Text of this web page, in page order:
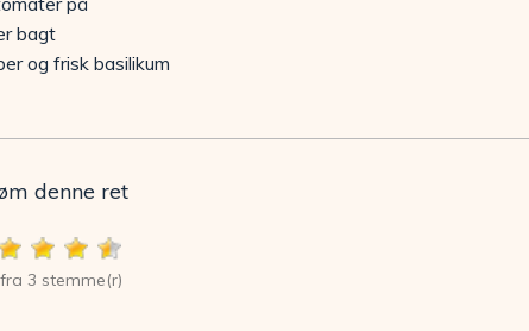
bagt
og frisk basilikum
denne ret
3 stemme(r)